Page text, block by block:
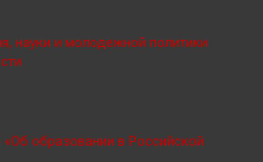
науки и молодежной политики
образовании в Российской